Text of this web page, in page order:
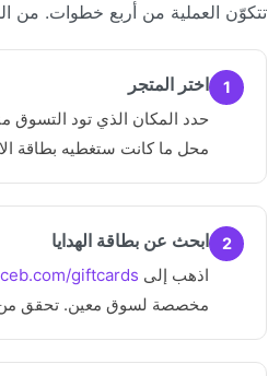
تتكوّن العملية من أربع خطوات. من
1 اختر المتجر
محل ما كانت ستغطيه بطاقة
2 ابحث عن بطاقة الهدايا
اذهب إلى giftcards
مخصصة لسوق معين. تحقق من